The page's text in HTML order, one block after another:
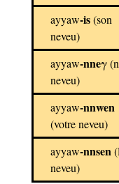
ayyaw-is(son
neveu)
ayyaw-nneγ
neveu)
ayyaw-nnwen
(votre neveu)
ayyaw-nnsen
neveu)